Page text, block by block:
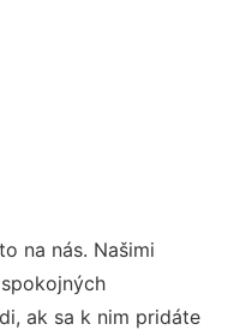
na nás. Našimi
ak sa k nim pridáte